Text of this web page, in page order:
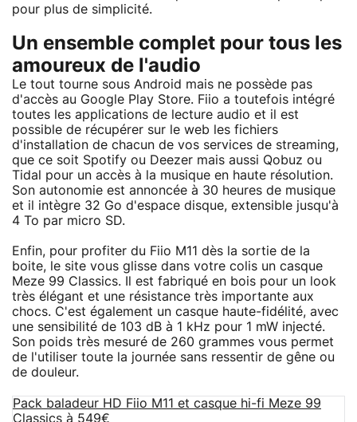
pour plus de simplicité.
Un ensemble complet pour tous les
amoureux de l'audio
Le tout tourne sous Android mais ne possède pas
d'accès au Google Play Store. Fiio a toutefois intégré
toutes les applications de lecture audio et il est
possible de récupérer sur le web les fichiers
d'installation de chacun de vos services de streaming,
que ce soit Spotify ou Deezer mais aussi Qobuz ou
Tidal pour un accès à la musique en haute résolution.
Son autonomie est annoncée à 30 heures de musique
et il intègre 32 Go d'espace disque, extensible jusqu'à
4 To par micro SD.
Enfin, pour profiter du Fiio M11 dès la sortie de la
boite, le site vous glisse dans votre colis un casque
Meze 99 Classics. Il est fabriqué en bois pour un look
très élégant et une résistance très importante aux
chocs. C'est également un casque haute-fidélité, avec
une sensibilité de 103 dB à 1 kHz pour 1 mW injecté.
Son poids très mesuré de 260 grammes vous permet
de l'utiliser toute la journée sans ressentir de gêne ou
de douleur.
Pack baladeur HD Fiio M11 et casque hi-fi Meze 99
Classics à 549€